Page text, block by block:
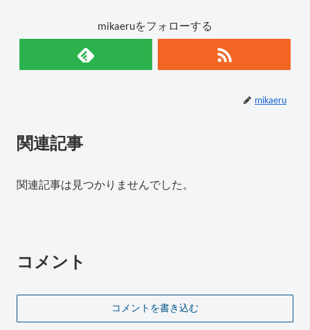
mikaeruをフォローする
mikaeru
関連記事
関連記事は見つかりませんでした。
コメント
コメントを書き込む